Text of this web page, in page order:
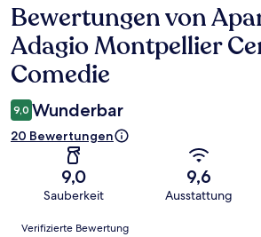
Bewertungen
Bewertungen von
Adagio Montpellier
Comedie
9,0 Wunderbar
20 Bewertungen
9,0
Sauberkeit
9,6
Ausstattung
Bewertungen
Verifizierte Bewertung